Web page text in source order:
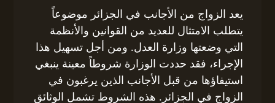
يعد الزواج من الأجانب في الجزائر موضوعاً
يتطلب الامتثال للعديد من القوانين والأنظمة
التي وضعتها وزارة العدل. ومن أجل تسهيل هذا
الإجراء، فقد حددت الوزارة شروطاً معينة ينبغي
استيفاؤها من قبل الأجانب الذين يرغبون في
الزواج في الجزائر. هذه الشروط تشمل الوثائق